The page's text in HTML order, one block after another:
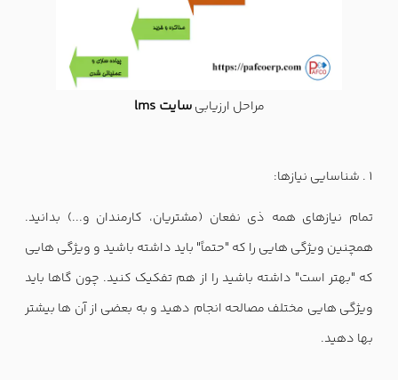
مراحل ارزیابیسایت lms
شناسایی نیازها:
تمام نیازهای همه ذی نفعان (مشتریان، کارمندان و...) بدانید.
همچنین ویژگی هایی را که "حتماً" باید داشته باشید و ویژگی هایی
که "بهتر است" داشته باشید را از هم تفکیک کنید. چون گاها باید
ویژگی هایی مختلف مصالحه انجام دهید و به بعضی از آن ها بیشتر
بها دهید.